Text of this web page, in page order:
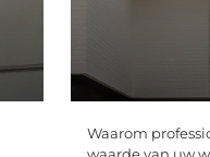
Waarom